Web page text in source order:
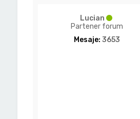
Lucian
Partener forum
Mesaje: 3653